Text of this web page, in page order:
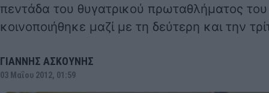
πεντάδα του θυγατρικού πρωταθλήματος
κοινοποιήθηκε μαζί με τη δεύτερη και την
ΓΙΑΝΝΗΣ ΑΣΚΟΥΝΗΣ
03 Μαΐου 2012, 01:59